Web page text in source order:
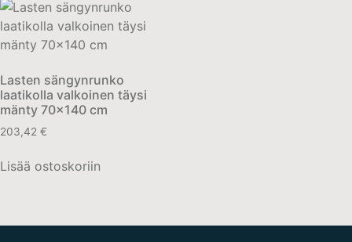
Lasten sängynrunko
laatikolla valkoinen täysi
mänty 70×140 cm
203,42 €
Lisää ostoskoriin